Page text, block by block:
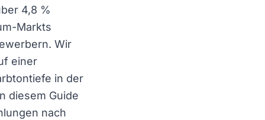
4,8 %
Markts
Wir
einer
in der
diesem Guide
nach